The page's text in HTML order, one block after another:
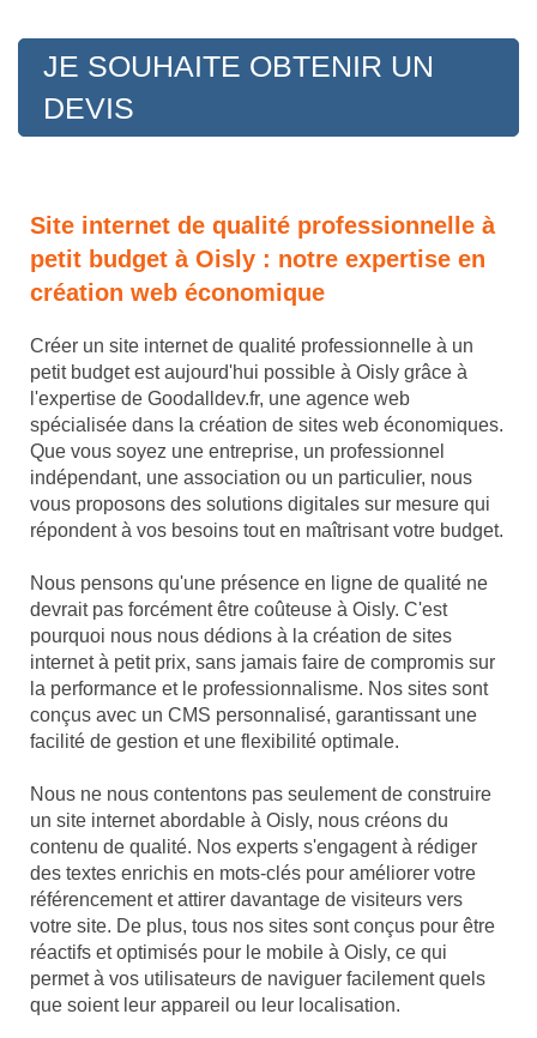
JE SOUHAITE OBTENIR UN
DEVIS
Site internet de qualité professionnelle à
petit budget à Oisly : notre expertise en
création web économique
Créer un site internet de qualité professionnelle à un
petit budget est aujourd'hui possible à Oisly grâce à
l'expertise de Goodalldev.fr, une agence web
spécialisée dans la création de sites web économiques.
Que vous soyez une entreprise, un professionnel
indépendant, une association ou un particulier, nous
vous proposons des solutions digitales sur mesure qui
répondent à vos besoins tout en maîtrisant votre budget.
Nous pensons qu'une présence en ligne de qualité ne
devrait pas forcément être coûteuse à Oisly. C'est
pourquoi nous nous dédions à la création de sites
internet à petit prix, sans jamais faire de compromis sur
la performance et le professionnalisme. Nos sites sont
conçus avec un CMS personnalisé, garantissant une
facilité de gestion et une flexibilité optimale.
Nous ne nous contentons pas seulement de construire
un site internet abordable à Oisly, nous créons du
contenu de qualité. Nos experts s'engagent à rédiger
des textes enrichis en mots-clés pour améliorer votre
référencement et attirer davantage de visiteurs vers
votre site. De plus, tous nos sites sont conçus pour être
réactifs et optimisés pour le mobile à Oisly, ce qui
permet à vos utilisateurs de naviguer facilement quels
que soient leur appareil ou leur localisation.